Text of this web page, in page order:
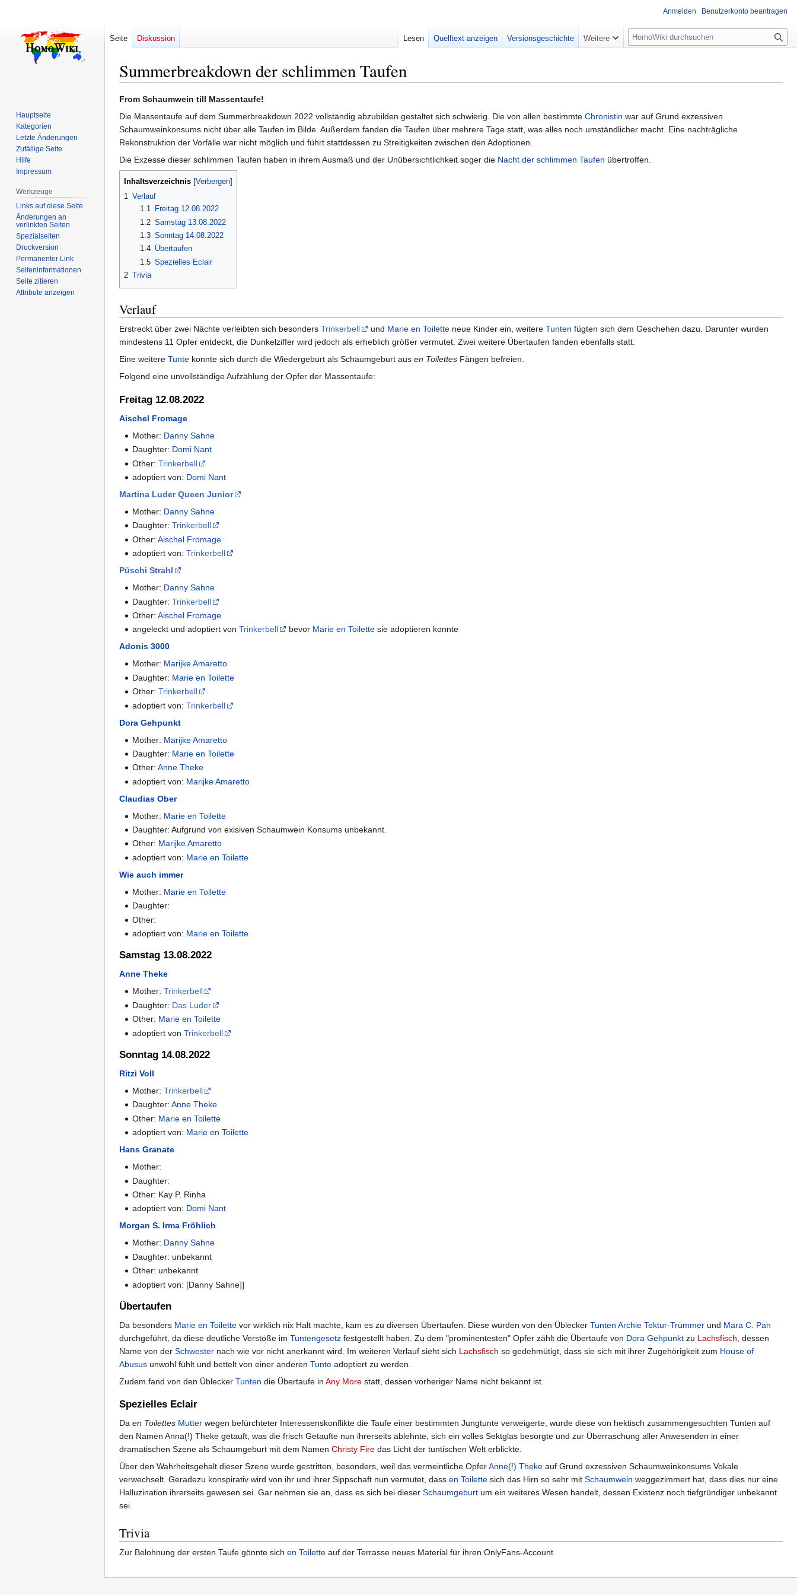
Summerbreakdown der schlimmen Taufen
Zur
Navigation
springen
Zur
Suche
springen
From Schaumwein till Massentaufe!
Die Massentaufe auf dem Summerbreakdown 2022 vollständig abzubilden gestaltet sich schwierig. Die von allen bestimmte Chronistin war auf Grund exzessiven
Schaumweinkonsums nicht über alle Taufen im Bilde. Außerdem fanden die Taufen über mehrere Tage statt, was alles noch umständlicher macht. Eine nachträgliche
Rekonstruktion der Vorfälle war nicht möglich und führt stattdessen zu Streitigkeiten zwischen den Adoptionen.
Die Exzesse dieser schlimmen Taufen haben in ihrem Ausmaß und der Unübersichtlichkeit soger die Nacht der schlimmen Taufen übertroffen.
Inhaltsverzeichnis
1 Verlauf
1.1
Freitag 12.08.2022
1.2 Samstag 13.08.2022
1.3 Sonntag 14.08.2022
1.4 Übertaufen
1.5 Spezielles Eclair
2 Trivia
Verlauf
Erstreckt über zwei Nächte verleibten sich besonders Trinkerbell und Marie en Toilette neue Kinder ein, weitere Tunten fügten sich dem Geschehen dazu. Darunter wurden
mindestens 11 Opfer entdeckt, die Dunkelziffer wird jedoch als erheblich größer vermutet. Zwei weitere Übertaufen fanden ebenfalls statt.
Eine weitere Tunte konnte sich durch die Wiedergeburt als Schaumgeburt aus en Toilettes Fängen befreien.
Folgend eine unvollständige Aufzählung der Opfer der Massentaufe:
Freitag 12.08.2022
Aischel Fromage
Mother: Danny Sahne
Daughter: Domi Nant
Other:Trinkerbell
adoptiert von: Domi Nant
Martina Luder Queen Junior
Mother: Danny Sahne
Daughter:Trinkerbell
Other:Aischel Fromage
adoptiert von:Trinkerbell
Püschi Strahl
Mother: Danny Sahne
Daughter:Trinkerbell
Other:Aischel Fromage
angeleckt und adoptiert vonTrinkerbell bevor Marie en Toilette sie adoptieren konnte
Adonis 3000
Mother: Marijke Amaretto
Daughter: Marie en Toilette
Other:Trinkerbell
adoptiert von:Trinkerbell
Dora Gehpunkt
Mother: Marijke Amaretto
Daughter: Marie en Toilette
Other:Anne Theke
adoptiert von: Marijke Amaretto
Claudias Ober
Mother: Marie en Toilette
Daughter: Aufgrund von exisiven Schaumwein Konsums unbekannt.
Other: Marijke Amaretto
adoptiert von: Marie en Toilette
Wie auch immer
Mother: Marie en Toilette
Daughter:
Other:
adoptiert von: Marie en Toilette
Samstag 13.08.2022
Anne Theke
Mother:Trinkerbell
Daughter: Das Luder
Other: Marie en Toilette
adoptiert vonTrinkerbell
Sonntag 14.08.2022
Ritzi Voll
Mother:Trinkerbell
Daughter:Anne Theke
Other: Marie en Toilette
adoptiert von: Marie en Toilette
Hans Granate
Mother:
Daughter:
Other: Kay P. Rinha
adoptiert von: Domi Nant
Morgan S. Irma Fröhlich
Mother: Danny Sahne
Daughter: unbekannt
Other: unbekannt
adoptiert von: [Danny Sahne]]
Übertaufen
Da besonders Marie en Toilette vor wirklich nix Halt machte, kam es zu diversen Übertaufen. Diese wurden von den Üblecker Tunten Archie Tektur-Trümmer und Mara C. Pan
durchgeführt, da diese deutliche Verstöße im Tuntengesetz festgestellt haben. Zu dem "prominentesten" Opfer zählt die Übertaufe von Dora Gehpunkt zu Lachsfisch , dessen
Name von der Schwester nach wie vor nicht anerkannt wird. Im weiteren Verlauf sieht sich Lachsfisch so gedehmütigt, dass sie sich mit ihrer Zugehörigkeit zum House of
Abusus unwohl fühlt und bettelt von einer anderen Tunte adoptiert zu werden.
Zudem fand von den Üblecker Tunten die Übertaufe in Any More statt, dessen vorheriger Name nicht bekannt ist.
Spezielles Eclair
Da en Toilettes Mutter wegen befürchteter Interessenskonflikte die Taufe einer bestimmten Jungtunte verweigerte, wurde diese von hektisch zusammengesuchten Tunten auf
den Namen Anna(!) Theke getauft, was die frisch Getaufte nun ihrerseits ablehnte, sich ein volles Sektglas besorgte und zur Überraschung aller Anwesenden in einer
dramatischen Szene als Schaumgeburt mit dem Namen Christy Fire das Licht der tuntischen Welt erblickte.
Über den Wahrheitsgehalt dieser Szene wurde gestritten, besonders, weil das vermeintliche OpferAnne(!) Theke auf Grund exzessiven Schaumweinkonsums Vokale
verwechselt. Geradezu konspirativ wird von ihr und ihrer Sippschaft nun vermutet, dass en Toilette sich das Hirn so sehr mit Schaumwein weggezimmert hat, dass dies nur eine
Halluzination ihrerseits gewesen sei. Gar nehmen sie an, dass es sich bei dieser Schaumgeburt um ein weiteres Wesen handelt, dessen Existenz noch tiefgründiger unbekannt
sei.
Trivia
Zur Belohnung der ersten Taufe gönnte sich en Toilette auf der Terrasse neues Material für ihren OnlyFans-Account.
Anmelden Benutzerkonto beantragen
Seite Diskussion Lesen Quelltext anzeigen Versionsgeschichte Weitere
Suche
Hauptseite
Kategorien
Letzte Änderungen
Zufällige Seite
Hilfe
Impressum
Werkzeuge
Links auf diese Seite
Änderungen an
verlinkten Seiten
Spezialseiten
Druckversion
Permanenter Link
Seiten­­informationen
Seite zitieren
Attribute anzeigen